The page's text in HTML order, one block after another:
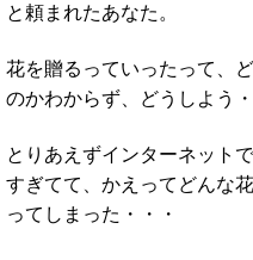
と頼まれたあなた。
花を贈るっていったって、
のかわからず、どうしよう
とりあえずインターネット
すぎてて、かえってどんな
ってしまった・・・